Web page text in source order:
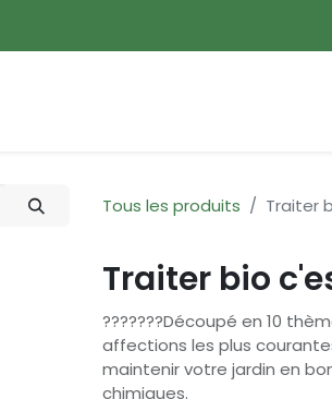
Tous les produits Traiter
Traiter bio
???????Découpé en 10
affections les plus
maintenir votre jardin en
chimiques.